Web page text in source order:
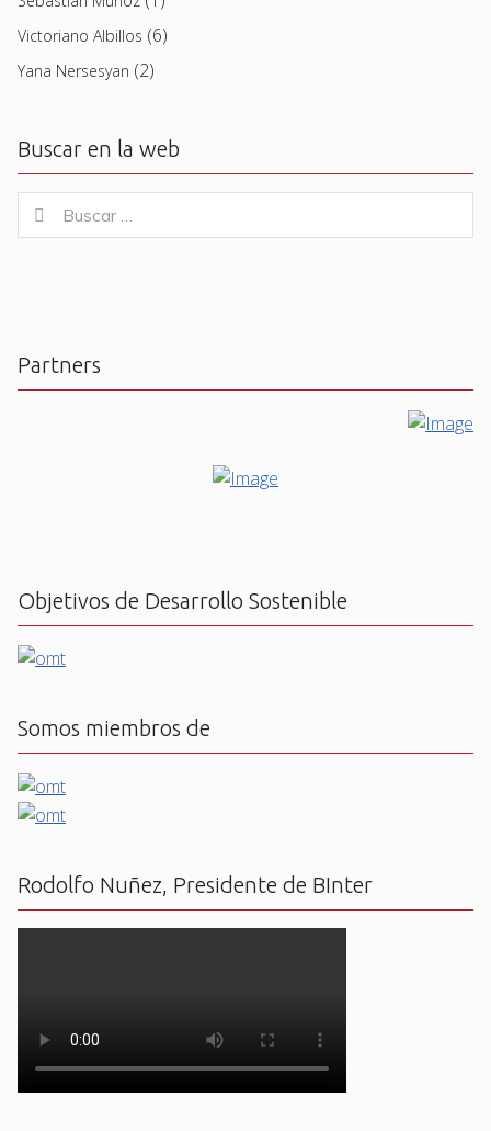
Victoriano Albillos (6)
Yana Nersesyan (2)
Buscar en la web
for:
Buscar
Partners
Objetivos de Desarrollo Sostenible
Somos miembros de
Rodolfo Nuñez, Presidente de BInter